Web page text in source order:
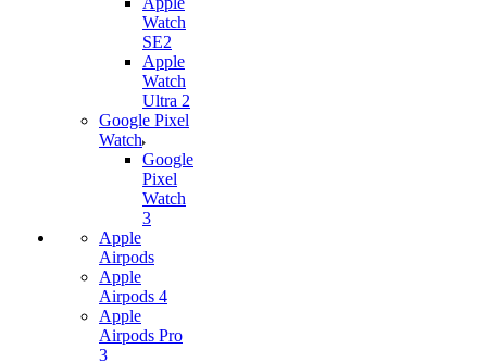
Watch
SE2
Apple
Watch
Ultra 2
Google Pixel
Watch
Google
Pixel
Watch
3
Apple
Airpods
Apple
Airpods 4
Apple
Airpods Pro
3